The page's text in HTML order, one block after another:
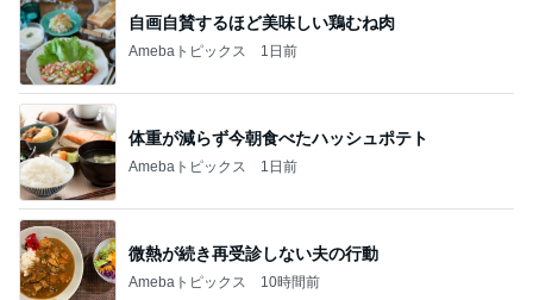
自画自賛するほど美味しい鶏むね肉
Amebaトピックス 1日前
体重が減らず今朝食べたハッシュポテト
Amebaトピックス 1日前
微熱が続き再受診しない夫の行動
Amebaトピックス 10時間前